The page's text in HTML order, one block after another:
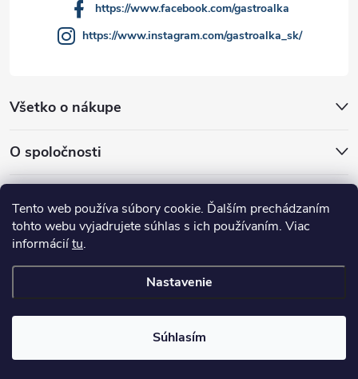
Tento web používa súbory cookie. Ďalším prechádzaním
tohto webu vyjadrujete súhlas s ich používaním. Viac
informáciítu.
Nastavenie
Súhlasím
Všetko o nákupe
O spoločnosti
https://www.facebook.com/gastroalka
https://www.instagram.com/gastroalka_sk/
Copyright 2026GASTROALKA Slovakia. Všetky práva vyhradené.